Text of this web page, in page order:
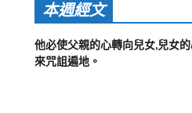
本週經文
他必使父親的心轉向兒女,兒女
來咒詛遍地。